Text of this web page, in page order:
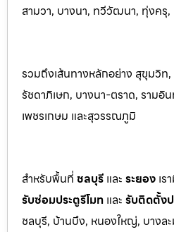
สามวา, บางนา, ทวีวัฒนา, ทุ่งครุ
รวมถึงเส้นทางหลักอย่าง สุขุมวิท,
รัชดาภิเษก, บางนา-ตราด, รามอิ
เพชรเกษม และสุวรรณภูมิ
สำหรับพื้นที่ ชลบุรี และ ระยอง เ
รับซ่อมประตูรีโมท และ รับติดตั้งป
ชลบุรี, บ้านบึง, หนองใหญ่, บางล